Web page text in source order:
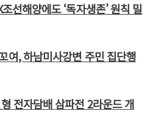
선해양에도 ‘독자생존’ 원칙 밀
여, 하남미사강변 주민 집단행
전자담배 삼파전 2라운드 개